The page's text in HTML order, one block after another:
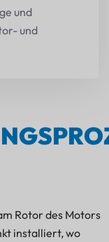
und
und
Rotor des Motors
installiert, wo